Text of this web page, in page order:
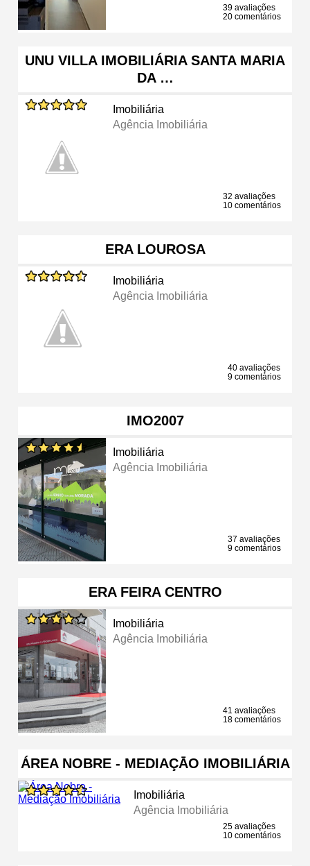
39 avaliações
20 comentários
UNU VILLA IMOBILIÁRIA SANTA MARIA
DA …
Imobiliária
Agência Imobiliária
32 avaliações
10 comentários
ERA LOUROSA
Imobiliária
Agência Imobiliária
40 avaliações
9 comentários
IMO2007
Imobiliária
Agência Imobiliária
37 avaliações
9 comentários
ERA FEIRA CENTRO
Imobiliária
Agência Imobiliária
41 avaliações
18 comentários
ÁREA NOBRE - MEDIAÇĀO IMOBILIÁRIA
Imobiliária
Agência Imobiliária
25 avaliações
10 comentários